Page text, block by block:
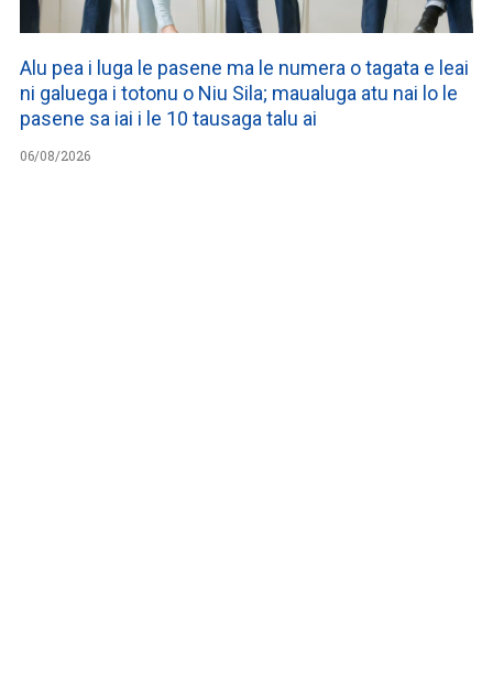
Alu pea i luga le pasene ma le numera o tagata e leai
ni galuega i totonu o Niu Sila; maualuga atu nai lo le
pasene sa iai i le 10 tausaga talu ai
06/08/2026